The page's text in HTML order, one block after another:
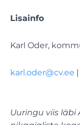
Lisainfo
Karl Oder,
karl.oder@cv.ee
Uuringu viis läbi